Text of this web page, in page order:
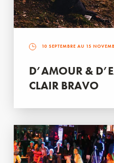
10 SEPTEMBRE AU 15
D’AMOUR &
CLAIR BRAVO